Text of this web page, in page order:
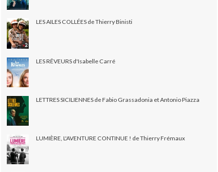
LES AILES COLLÉES de Thierry Binisti
LES RÊVEURS d'Isabelle Carré
LETTRES SICILIENNES de Fabio Grassadonia et Antonio Piazza
LUMIÈRE, L'AVENTURE CONTINUE ! de Thierry Frémaux